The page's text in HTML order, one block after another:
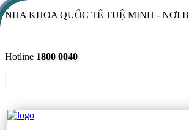
NHA KHOA QUỐC TẾ TUỆ MINH - NƠI
Hotline 1800 0040